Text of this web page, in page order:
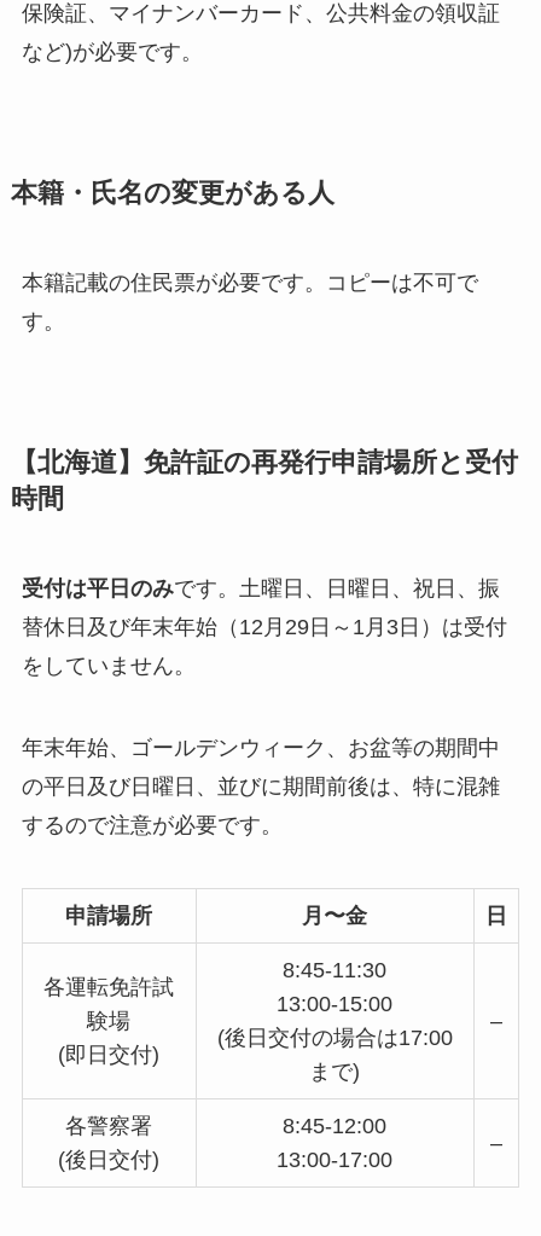
保険証、マイナンバーカード、公共料金の領収証
など)が必要です。
本籍・氏名の変更がある人
本籍記載の住民票が必要です。コピーは不可で
す。
【北海道】免許証の再発行申請場所と受付
時間
受付は平日のみです。土曜日、日曜日、祝日、振
替休日及び年末年始（12月29日～1月3日）は受付
をしていません。
年末年始、ゴールデンウィーク、お盆等の期間中
の平日及び日曜日、並びに期間前後は、特に混雑
するので注意が必要です。
申請場所 月〜金 日
各運転免許試
験場
(即日交付)
8:45-11:30
13:00-15:00
(後日交付の場合は17:00
まで)
–
各警察署
(後日交付)
8:45-12:00
13:00-17:00
–